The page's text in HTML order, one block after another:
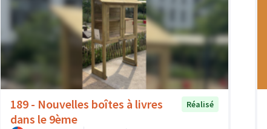
189 - Nouvelles boîtes à livres
dans le 9ème
Réalisé